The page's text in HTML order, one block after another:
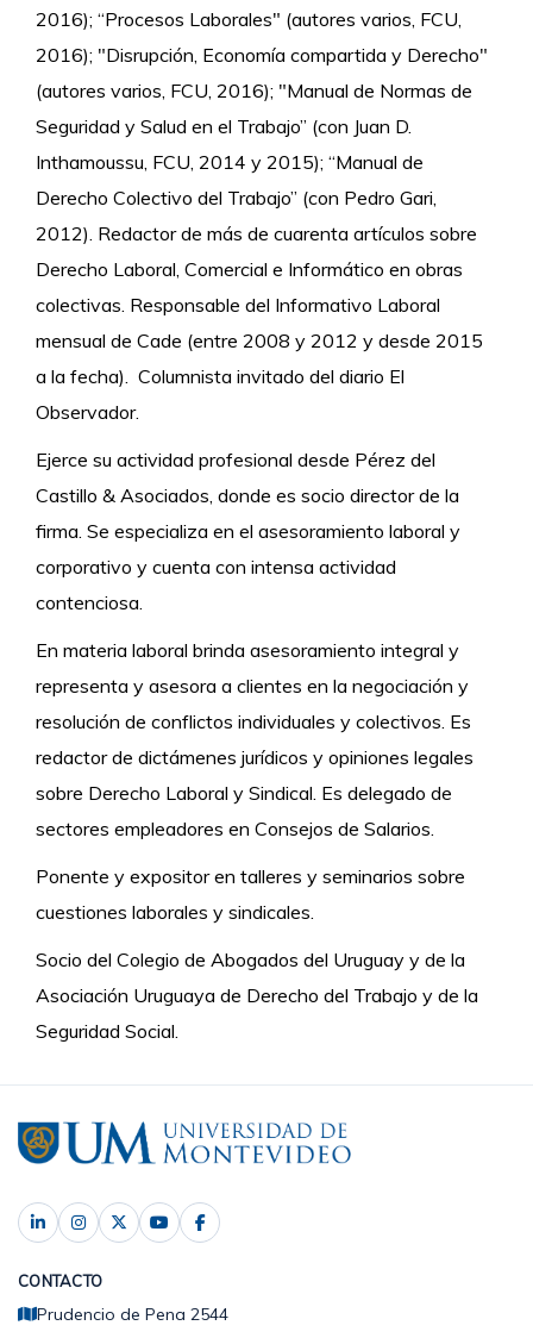
2016); “Procesos Laborales" (autores varios, FCU,
2016); "Disrupción, Economía compartida y Derecho"
(autores varios, FCU, 2016); "Manual de Normas de
Seguridad y Salud en el Trabajo” (con Juan D.
Inthamoussu, FCU, 2014 y 2015); “Manual de
Derecho Colectivo del Trabajo” (con Pedro Gari,
2012). Redactor de más de cuarenta artículos sobre
Derecho Laboral, Comercial e Informático en obras
colectivas. Responsable del Informativo Laboral
mensual de Cade (entre 2008 y 2012 y desde 2015
a la fecha). Columnista invitado del diario El
Observador.
Ejerce su actividad profesional desde Pérez del
Castillo & Asociados, donde es socio director de la
firma. Se especializa en el asesoramiento laboral y
corporativo y cuenta con intensa actividad
contenciosa.
En materia laboral brinda asesoramiento integral y
representa y asesora a clientes en la negociación y
resolución de conflictos individuales y colectivos. Es
redactor de dictámenes jurídicos y opiniones legales
sobre Derecho Laboral y Sindical. Es delegado de
sectores empleadores en Consejos de Salarios.
Ponente y expositor en talleres y seminarios sobre
cuestiones laborales y sindicales.
Socio del Colegio de Abogados del Uruguay y de la
Asociación Uruguaya de Derecho del Trabajo y de la
Seguridad Social.
CONTACTO
Prudencio de Pena 2544